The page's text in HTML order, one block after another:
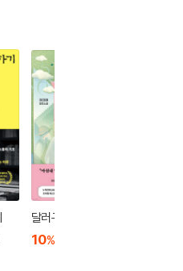
달러구트 꿈 백화점 0
10%